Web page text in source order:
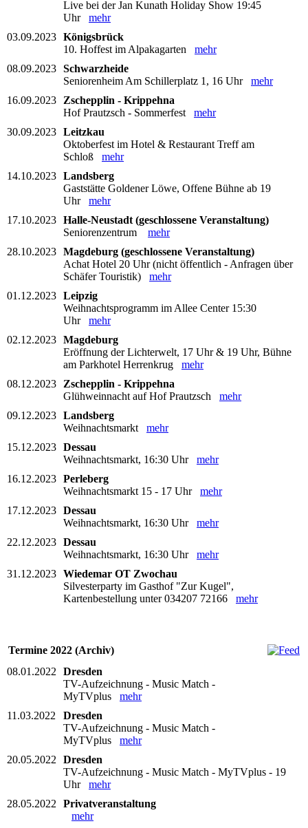
Live bei der Jan Kunath Holiday Show 19:45
Uhr mehr
03.09.2023 Königsbrück
10. Hoffest im Alpakagarten mehr
08.09.2023 Schwarzheide
Seniorenheim Am Schillerplatz 1, 16 Uhr mehr
16.09.2023
Zschepplin - Krippehna
Hof Prautzsch - Sommerfest mehr
30.09.2023 Leitzkau
Oktoberfest im Hotel & Restaurant Treff am
Schloß mehr
14.10.2023 Landsberg
Gaststätte Goldener Löwe, Offene Bühne ab 19
Uhr mehr
17.10.2023 Halle-Neustadt (geschlossene Veranstaltung)
Seniorenzentrum mehr
28.10.2023 Magdeburg (geschlossene Veranstaltung)
Achat Hotel 20 Uhr (nicht öffentlich - Anfragen über
Schäfer Touristik) mehr
01.12.2023 Leipzig
Weihnachtsprogramm im Allee Center 15:30
Uhr mehr
02.12.2023 Magdeburg
Eröffnung der Lichterwelt, 17 Uhr & 19 Uhr, Bühne
am Parkhotel Herrenkrug mehr
08.12.2023
Zschepplin - Krippehna
Glühweinnacht auf Hof Prautzsch mehr
09.12.2023 Landsberg
Weihnachtsmarkt mehr
15.12.2023 Dessau
Weihnachtsmarkt, 16:30 Uhr mehr
16.12.2023 Perleberg
Weihnachtsmarkt 15 - 17 Uhr mehr
17.12.2023 Dessau
Weihnachtsmarkt, 16:30 Uhr mehr
22.12.2023 Dessau
Weihnachtsmarkt, 16:30 Uhr mehr
31.12.2023 Wiedemar OT Zwochau
Silvesterparty im Gasthof "Zur Kugel",
Kartenbestellung unter 034207 72166 mehr
Termine 2022 (Archiv)
08.01.2022
Dresden
TV-Aufzeichnung - Music Match -
MyTVplus mehr
11.03.2022
Dresden
TV-Aufzeichnung - Music Match -
MyTVplus mehr
20.05.2022
Dresden
TV-Aufzeichnung - Music Match - MyTVplus - 19
Uhr mehr
28.05.2022
Privatveranstaltung
mehr